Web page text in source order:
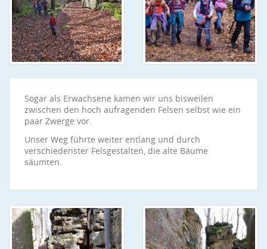
Sogar als Erwachsene kamen wir uns bisweilen
zwischen den hoch aufragenden Felsen selbst wie ein
paar Zwerge vor.
Unser Weg führte weiter entlang und durch
verschiedenster Felsgestalten, die alte Bäume
säumten.